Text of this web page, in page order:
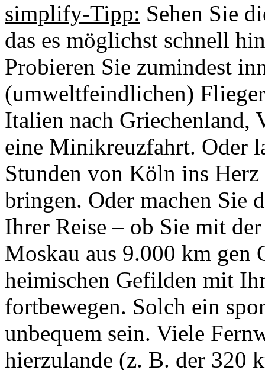
simplify-Tipp: Sehen Sie
das es möglichst schnell
Probieren Sie zumindest
(umweltfeindlichen)
Italien nach Griechenland,
eine Minikreuzfahrt. Oder
Stunden von Köln ins
bringen. Oder machen Sie
Ihrer Reise – ob Sie mit
Moskau aus 9.000 km gen
heimischen Gefilden mit
fortbewegen. Solch ein
unbequem sein. Viele
hierzulande (z. B. der 320